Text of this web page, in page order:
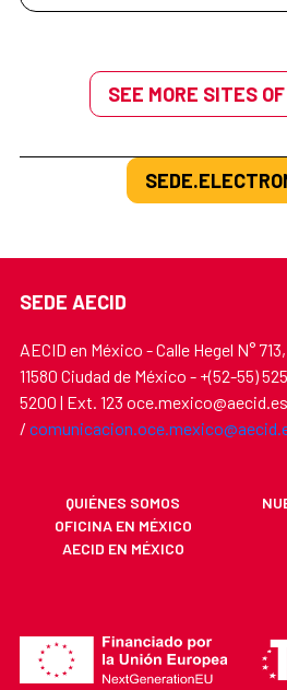
SEE MORE SITES
SEDE AECID
AECID en México - Calle Hegel N°
11580 Ciudad de México - +(52-55)
5200 | Ext. 123 oce.mexico@aecid.es
/
QUIÉNES SOMOS
OFICINA EN MÉXICO
AECID EN MÉXICO